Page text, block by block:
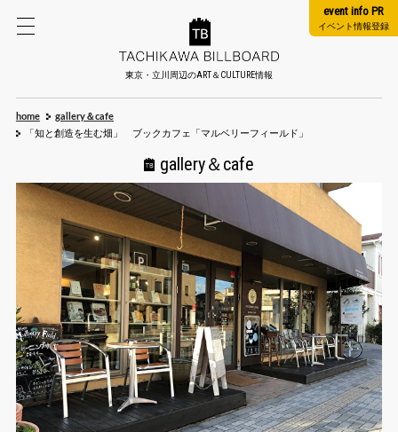
東京・立川周辺のART＆CULTURE情報
event info PR
イベント情報登録
home
gallery＆cafe
「知と創造を生む畑」 ブックカフェ「マルベリーフィールド」
gallery＆cafe